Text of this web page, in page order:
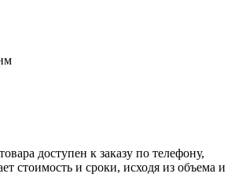
доступен к заказу по телефону,
стоимость и сроки, исходя из объема и